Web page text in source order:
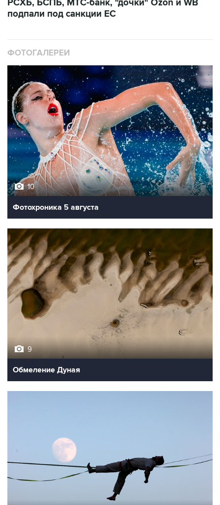
РСХБ, БСПБ, МТС-банк, "дочки" Ozon и WB
подпали под санкции ЕС
ФОТОГАЛЕРЕИ
10
Фотохроника 5 августа
9
Обмеление Дуная